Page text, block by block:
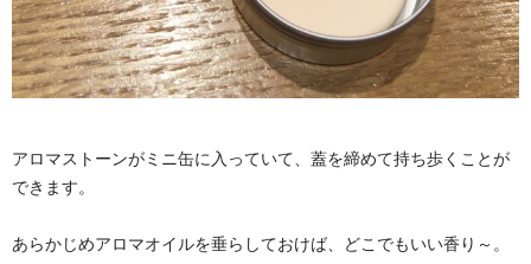
アロマストーンがミニ缶に入っていて、蓋を締めて持ち歩くことが
できます。
あらかじめアロマオイルを垂らしておけば、どこでもいい香り～。